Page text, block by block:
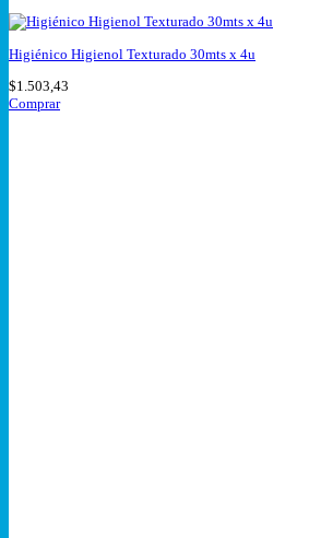
Higiénico Higienol Texturado 30mts x 4u
$1.503,43
Comprar